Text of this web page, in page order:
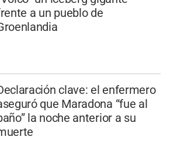
a un pueblo de
clave: el enfermero
que Maradona “fue al
la noche anterior a su